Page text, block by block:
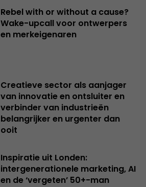
Rebel with or without a cause?
Wake-upcall voor ontwerpers
en merkeigenaren
Creatieve sector als aanjager
van innovatie en ontsluiter en
verbinder van industrieën
belangrijker en urgenter dan
ooit
Inspiratie uit Londen:
intergenerationele marketing, AI
en de ‘vergeten’ 50+-man